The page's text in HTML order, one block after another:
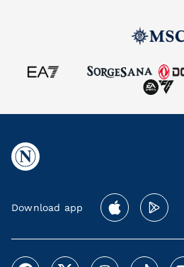
Download app